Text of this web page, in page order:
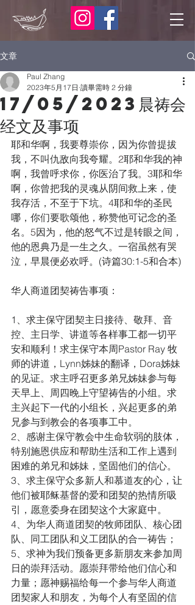
文章
17/05/2023晨祷会
经文及事项
Paul Zhang
2023年5月17日 讀畢需時 2 分鐘
耶和华啊，我要尊崇你，因为你曾提拔
我，不叫仇敌向我夸耀。 2耶和华我的神
啊，我曾呼求你，你医治了我。 3耶和华
啊，你曾把我的灵魂从阴间救上来，使
我存活，不至于下坑。 4耶和华的圣民
哪，你们要歌颂他，称赞他可记念的圣
名。 5因为，他的怒气不过是转眼之间，
他的恩典乃是一生之久。一宿虽然有哭
泣，早晨便必欢呼。(诗篇30:1-5和合本)
华人商道团契祷告事项：
1、求主保守团契主日接待、敬拜、音
控、主日学、讲道等各样事工都一切平
安和顺利！求主保守本周Pastor Ray 牧
师的讲道，Lynn姊妹的翻译，Dora姊妹
的见证。求主呼召更多弟兄姊妹参与每
天早上、周四晚上守望祷告的小组。求
主兴起下一代的小组长，兴起更多的弟
兄参与到教会的各项事工中。
2、感谢主保守教会中生命软弱的肢体，
特别施恩供应和帮助生活和工作上遇到
困难的弟兄和姊妹，坚固他们的信心。
3、求主保守众多新人和慕道友的心，让
他们被耶稣基督的爱和团契的热情所吸
引，愿意委身在团契这个大家庭中。
4、为华人商道团契的牧师团队、核心团
队、同工团队和义工团队的合一祷告；
5、求神为我们预备更多新朋友来参加周
日的崇拜活动。愿崇拜带给他们信心和
力量；愿神赐福给每一个参与华人商道
团契家人和朋友，为每个人有坚固的信